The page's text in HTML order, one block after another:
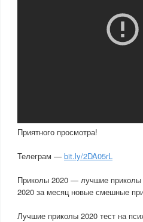
Приятного просмотра!
Телеграм — bit.ly/2DA05rL
Приколы 2020 — лучшие
2020 за месяц новые смешные
Лучшие приколы 2020 тест на